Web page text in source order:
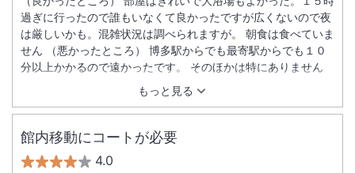
もっと見る
過ぎに行ったので誰もいなくて良かったですが広くないので夜
は厳しいかも。混雑状況は調べられますが。 朝食は食べていま
せん （悪かったところ） 博多駅からでも最寄駅からでも１０
分以上かかるので遠かったです。 そのほかは特にありません
館内移動にコートが必要
4.0